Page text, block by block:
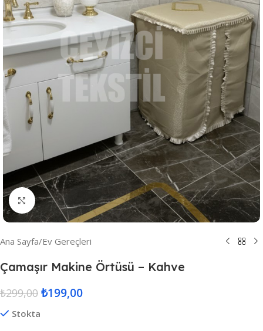
Resmi Büyüt
Ana Sayfa/Ev Gereçleri
Çamaşır Makine Örtüsü – Kahve
₺299,00 ₺199,00
Stokta